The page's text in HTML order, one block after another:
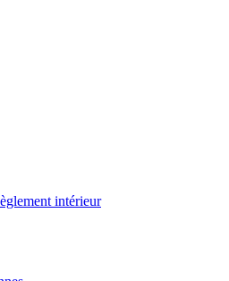
intérieur